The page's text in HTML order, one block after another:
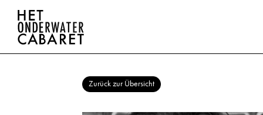
Zurück zur Übersicht